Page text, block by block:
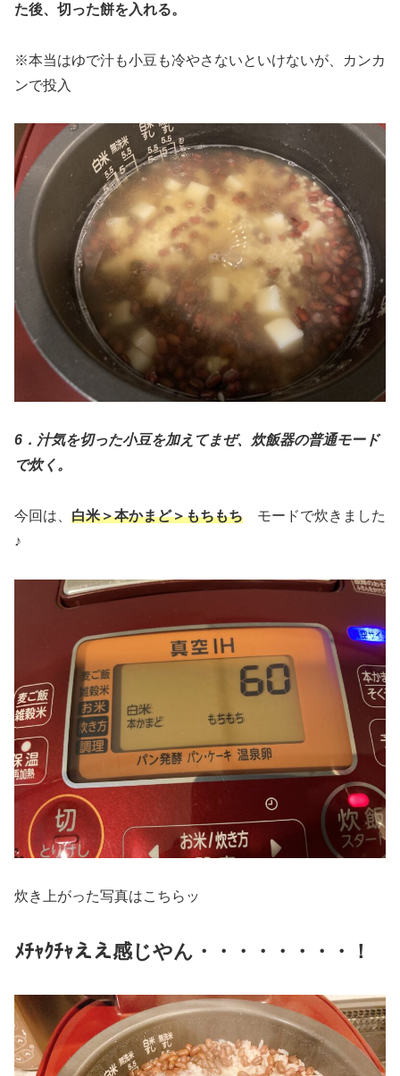
た後、切った餅を入れる。
※本当はゆで汁も小豆も冷やさないといけないが、カンカ
ンで投入
6．汁気を切った小豆を加えてまぜ、炊飯器の普通モード
で炊く。
今回は、 白米＞本かまど＞もちもち モードで炊きました
♪
炊き上がった写真はこちらッ
ﾒﾁｬｸﾁｬええ感じやん・・・・・・・・！